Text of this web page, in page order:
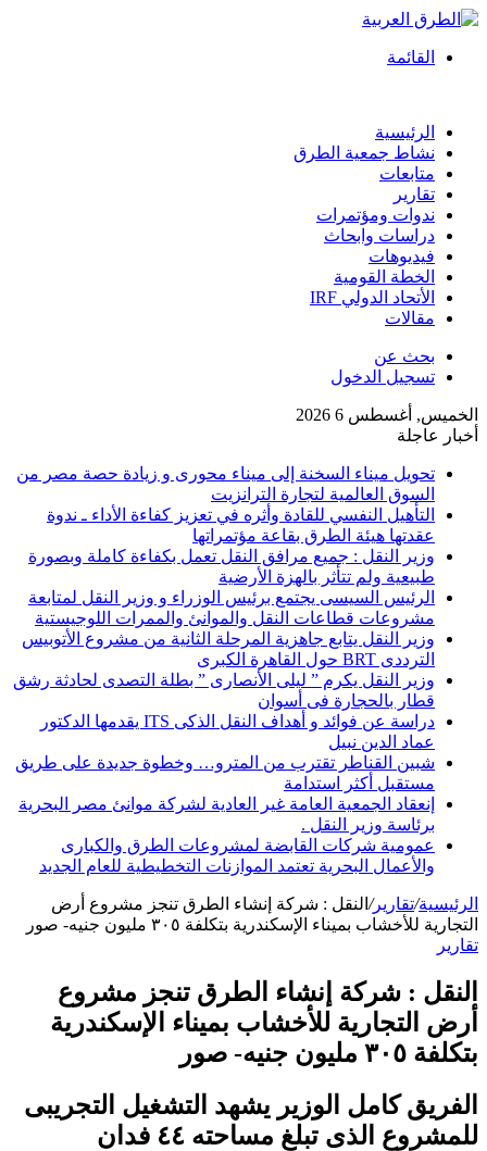
القائمة
الرئيسية
نشاط جمعية الطرق
متابعات
تقارير
ندوات ومؤتمرات
دراسات وابحاث
فيديوهات
الخطة القومية
الأتحاد الدولي IRF
مقالات
بحث عن
تسجيل الدخول
الخميس, أغسطس 6 2026
أخبار عاجلة
تحويل ميناء السخنة إلى ميناء محورى و زيادة حصة مصر من
السوق العالمية لتجارة الترانزيت
التأهيل النفسي للقادة وأثره في تعزيز كفاءة الأداء ـ ندوة
عقدتها هيئة الطرق بقاعة مؤتمراتها
وزير النقل : جميع مرافق النقل تعمل بكفاءة كاملة وبصورة
طبيعية ولم تتأثر بالهزة الأرضية
الرئيس السيسى يجتمع برئيس الوزراء و وزير النقل لمتابعة
مشروعات قطاعات النقل والموانئ والممرات اللوجيستية
وزير النقل يتابع جاهزية المرحلة الثانية من مشروع الأتوبيس
الترددى BRT حول القاهرة الكبرى
وزير النقل يكرم ” ليلى الأنصارى ” بطلة التصدى لحادثة رشق
قطار بالحجارة فى أسوان
دراسة عن فوائد و أهداف النقل الذكى ITS يقدمها الدكتور
عماد الدين نبيل
شبين القناطر تقترب من المترو… وخطوة جديدة على طريق
مستقبل أكثر استدامة
إنعقاد الجمعية العامة غير العادية لشركة موانئ مصر البحرية
برئاسة وزير النقل .
عمومية شركات القابضة لمشروعات الطرق والكبارى
والأعمال البحرية تعتمد الموازنات التخطيطية للعام الجديد
الرئيسية/تقارير/ النقل : شركة إنشاء الطرق تنجز مشروع أرض
التجارية للأخشاب بميناء الإسكندرية بتكلفة ٣٠٥ مليون جنيه- صور
تقارير
النقل : شركة إنشاء الطرق تنجز مشروع
أرض التجارية للأخشاب بميناء الإسكندرية
بتكلفة ٣٠٥ مليون جنيه- صور
الفريق كامل الوزير يشهد التشغيل التجريبى
للمشروع الذى تبلغ مساحته ٤٤ فدان